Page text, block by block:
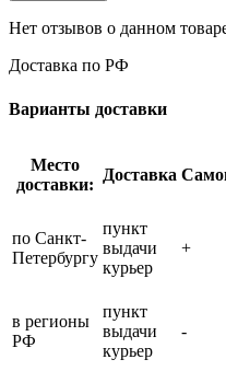
Нет отзывов о данном
Доставка по РФ
Варианты доставки
Место
доставки:
Доставка
по Санкт-
Петербургу
пункт
выдачи
курьер
+
в регионы
РФ
пункт
выдачи
курьер
-